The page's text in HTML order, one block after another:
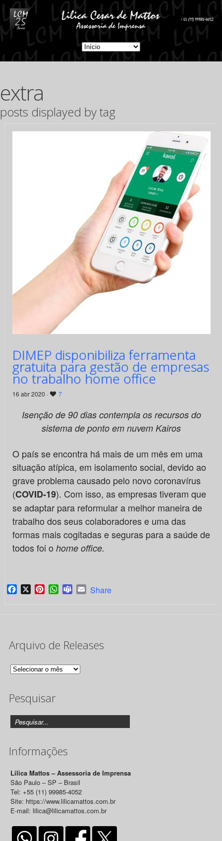
extra
posts displayed by tag
DIMEP disponibiliza ferramenta
gratuita para gestão de empresas
no trabalho home office
16 abr 2020 · 7
Isenção de 90 dias contempla os recursos do
sistema de ponto em nuvem Kairos
O país se encontra há mais de um mês em uma
situação atípica, em isolamento social, devido ao
grave problema causado pelo novo coronavírus
(COVID-19). Com isso, as empresas tiveram que
se adaptar para reformular a melhor maneira de
trabalho dos seus colaboradores e uma das
formas mais cogitadas e seguras para a saúde de
todos foi o home office.
Facebook
X PinterestWhatsApp
TeamsEmail
Share
Arquivo de Releases
Arquivo
Releases
Pesquisar
Informações
Lilica Mattos – Assessoria de Imprensa
São Paulo – SP – Brasil
Tel: +55 (11) 99985-4052
Site: https://www.lilicamattos.com.br
E-mail: lilica@lilicamattos.com.br